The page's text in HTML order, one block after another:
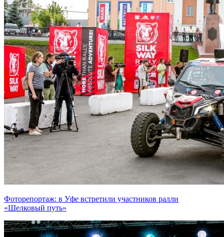
Фоторепортаж: в Уфе встретили участников ралли
«Шелковый путь»